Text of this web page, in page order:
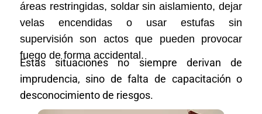
áreas restringidas, soldar sin aislamiento, dejar
velas encendidas o usar estufas sin
supervisión son actos que pueden provocar
fuego de forma accidental.
Estas situaciones no siempre derivan de
imprudencia, sino de falta de capacitación o
desconocimiento de riesgos.